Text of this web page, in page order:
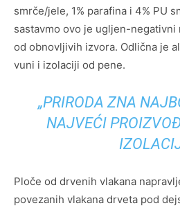
smrče/jele, 1% parafina i 4% PU
sastavmo ovo je ugljen-negativni
od obnovljivih izvora. Odlična je
vuni i izolaciji od pene.
„PRIRODA ZNA
NAJVEĆI
Ploče od drvenih vlakana
povezanih vlakana drveta pod